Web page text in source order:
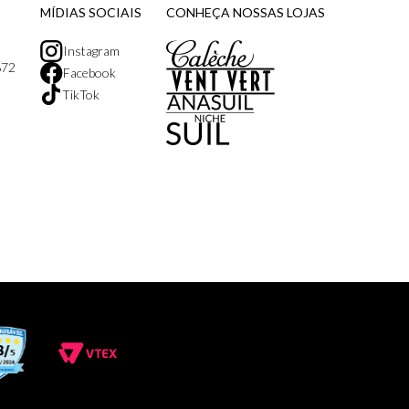
MÍDIAS SOCIAIS
Instagram
Facebook
TikTok
CONHEÇA NOSSAS LOJAS